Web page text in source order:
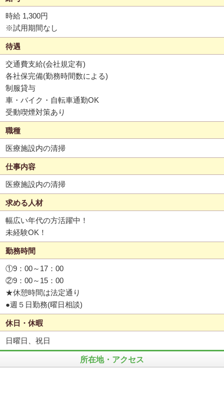
時給 1,300円
※試用期間なし
待遇
交通費支給(会社規定有)
各社保完備(勤務時間数による)
制服貸与
車・バイク・自転車通勤OK
受動喫煙対策あり
職種
医療施設内の清掃
仕事内容
医療施設内の清掃
求める人材
幅広い年代の方活躍中！
未経験OK！
勤務時間
①9：00～17：00
②9：00～15：00
★休憩時間は法定通り
●週５日勤務(曜日相談)
休日・休暇
日曜日、祝日
所在地・アクセス